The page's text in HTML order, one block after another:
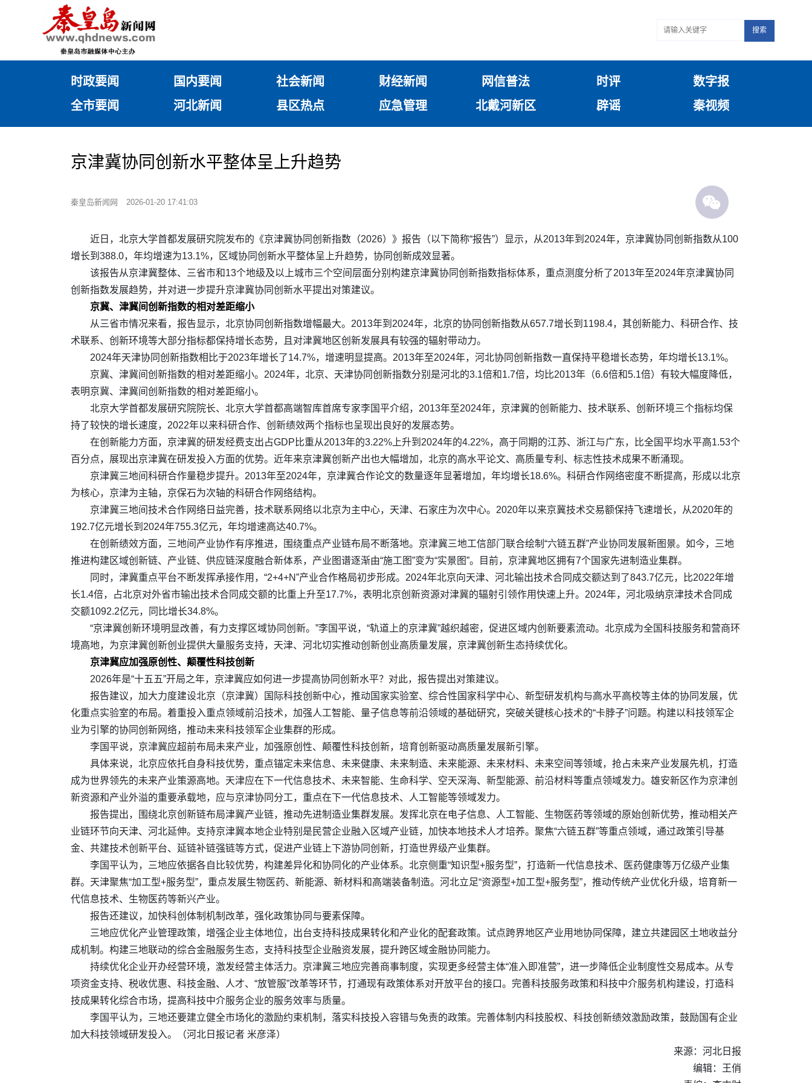
搜索
时政要闻 国内要闻 社会新闻 财经新闻 网信普法 时评
数字报
全市要闻
河北新闻 县区热点 应急管理 北戴河新区 辟谣 秦视频
京津冀协同创新水平整体呈上升趋势
秦皇岛新闻网 2026-01-20 17:41:03
近日，北京大学首都发展研究院发布的《京津冀协同创新指数（2026）》报告（以下简称“报告”）显示，从2013年到2024年，京津冀协同创新指数从100
增长到388.0，年均增速为13.1%，区域协同创新水平整体呈上升趋势，协同创新成效显著。
该报告从京津冀整体、三省市和13个地级及以上城市三个空间层面分别构建京津冀协同创新指数指标体系，重点测度分析了2013年至2024年京津冀协同
创新指数发展趋势，并对进一步提升京津冀协同创新水平提出对策建议。
京冀、津冀间创新指数的相对差距缩小
从三省市情况来看，报告显示，北京协同创新指数增幅最大。2013年到2024年，北京的协同创新指数从657.7增长到1198.4，其创新能力、科研合作、技
术联系、创新环境等大部分指标都保持增长态势，且对津冀地区创新发展具有较强的辐射带动力。
2024年天津协同创新指数相比于2023年增长了14.7%，增速明显提高。2013年至2024年，河北协同创新指数一直保持平稳增长态势，年均增长13.1%。
京冀、津冀间创新指数的相对差距缩小。2024年，北京、天津协同创新指数分别是河北的3.1倍和1.7倍，均比2013年（6.6倍和5.1倍）有较大幅度降低，
表明京冀、津冀间创新指数的相对差距缩小。
北京大学首都发展研究院院长、北京大学首都高端智库首席专家李国平介绍，2013年至2024年，京津冀的创新能力、技术联系、创新环境三个指标均保
持了较快的增长速度，2022年以来科研合作、创新绩效两个指标也呈现出良好的发展态势。
在创新能力方面，京津冀的研发经费支出占GDP比重从2013年的3.22%上升到2024年的4.22%，高于同期的江苏、浙江与广东，比全国平均水平高1.53个
百分点，展现出京津冀在研发投入方面的优势。近年来京津冀创新产出也大幅增加，北京的高水平论文、高质量专利、标志性技术成果不断涌现。
京津冀三地间科研合作量稳步提升。2013年至2024年，京津冀合作论文的数量逐年显著增加，年均增长18.6%。科研合作网络密度不断提高，形成以北京
为核心，京津为主轴，京保石为次轴的科研合作网络结构。
京津冀三地间技术合作网络日益完善，技术联系网络以北京为主中心，天津、石家庄为次中心。2020年以来京冀技术交易额保持飞速增长，从2020年的
192.7亿元增长到2024年755.3亿元，年均增速高达40.7%。
在创新绩效方面，三地间产业协作有序推进，围绕重点产业链布局不断落地。京津冀三地工信部门联合绘制“六链五群”产业协同发展新图景。如今，三地
推进构建区域创新链、产业链、供应链深度融合新体系，产业图谱逐渐由“施工图”变为“实景图”。目前，京津冀地区拥有7个国家先进制造业集群。
同时，津冀重点平台不断发挥承接作用，“2+4+N”产业合作格局初步形成。2024年北京向天津、河北输出技术合同成交额达到了843.7亿元，比2022年增
长1.4倍，占北京对外省市输出技术合同成交额的比重上升至17.7%，表明北京创新资源对津冀的辐射引领作用快速上升。2024年，河北吸纳京津技术合同成
交额1092.2亿元，同比增长34.8%。
“京津冀创新环境明显改善，有力支撑区域协同创新。”李国平说，“轨道上的京津冀”越织越密，促进区域内创新要素流动。北京成为全国科技服务和营商环
境高地，为京津冀创新创业提供大量服务支持，天津、河北切实推动创新创业高质量发展，京津冀创新生态持续优化。
京津冀应加强原创性、颠覆性科技创新
2026年是“十五五”开局之年，京津冀应如何进一步提高协同创新水平？对此，报告提出对策建议。
报告建议，加大力度建设北京（京津冀）国际科技创新中心，推动国家实验室、综合性国家科学中心、新型研发机构与高水平高校等主体的协同发展，优
化重点实验室的布局。着重投入重点领域前沿技术，加强人工智能、量子信息等前沿领域的基础研究，突破关键核心技术的“卡脖子”问题。构建以科技领军企
业为引擎的协同创新网络，推动未来科技领军企业集群的形成。
李国平说，京津冀应超前布局未来产业，加强原创性、颠覆性科技创新，培育创新驱动高质量发展新引擎。
具体来说，北京应依托自身科技优势，重点锚定未来信息、未来健康、未来制造、未来能源、未来材料、未来空间等领域，抢占未来产业发展先机，打造
成为世界领先的未来产业策源高地。天津应在下一代信息技术、未来智能、生命科学、空天深海、新型能源、前沿材料等重点领域发力。雄安新区作为京津创
新资源和产业外溢的重要承载地，应与京津协同分工，重点在下一代信息技术、人工智能等领域发力。
报告提出，围绕北京创新链布局津冀产业链，推动先进制造业集群发展。发挥北京在电子信息、人工智能、生物医药等领域的原始创新优势，推动相关产
业链环节向天津、河北延伸。支持京津冀本地企业特别是民营企业融入区域产业链，加快本地技术人才培养。聚焦“六链五群”等重点领域，通过政策引导基
金、共建技术创新平台、延链补链强链等方式，促进产业链上下游协同创新，打造世界级产业集群。
李国平认为，三地应依据各自比较优势，构建差异化和协同化的产业体系。北京侧重“知识型+服务型”，打造新一代信息技术、医药健康等万亿级产业集
群。天津聚焦“加工型+服务型”，重点发展生物医药、新能源、新材料和高端装备制造。河北立足“资源型+加工型+服务型”，推动传统产业优化升级，培育新一
代信息技术、生物医药等新兴产业。
报告还建议，加快科创体制机制改革，强化政策协同与要素保障。
三地应优化产业管理政策，增强企业主体地位，出台支持科技成果转化和产业化的配套政策。试点跨界地区产业用地协同保障，建立共建园区土地收益分
成机制。构建三地联动的综合金融服务生态，支持科技型企业融资发展，提升跨区域金融协同能力。
持续优化企业开办经营环境，激发经营主体活力。京津冀三地应完善商事制度，实现更多经营主体“准入即准营”，进一步降低企业制度性交易成本。从专
项资金支持、税收优惠、科技金融、人才、“放管服”改革等环节，打通现有政策体系对开放平台的接口。完善科技服务政策和科技中介服务机构建设，打造科
技成果转化综合市场，提高科技中介服务企业的服务效率与质量。
李国平认为，三地还要建立健全市场化的激励约束机制，落实科技投入容错与免责的政策。完善体制内科技股权、科技创新绩效激励政策，鼓励国有企业
加大科技领域研发投入。（河北日报记者 米彦泽）
来源：河北日报
编辑：王俏